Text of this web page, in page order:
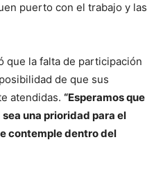
puerto con el trabajo y las
que la falta de participación
de que sus
atendidas. “Esperamos que
una prioridad para el
contemple dentro del